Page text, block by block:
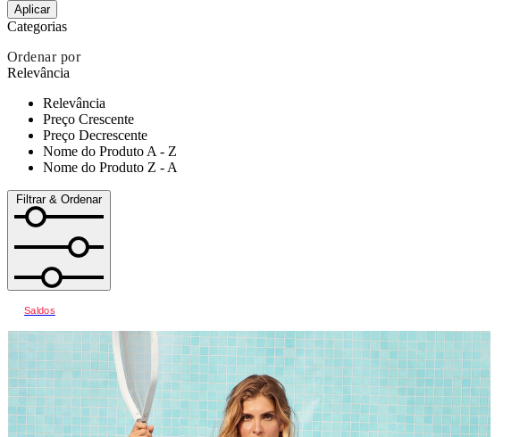
Aplicar
Categorias
Ordenar por
Relevância
Relevância
Preço Crescente
Preço Decrescente
Nome do Produto A - Z
Nome do Produto Z - A
Filtrar & Ordenar
Saldos